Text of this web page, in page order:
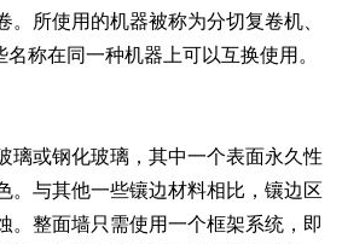
。所使用的机器被称为分切复卷机、
称在同一种机器上可以互换使用。
璃或钢化玻璃，其中一个表面永久性
。与其他一些镶边材料相比，镶边区
。整面墙只需使用一个框架系统，即